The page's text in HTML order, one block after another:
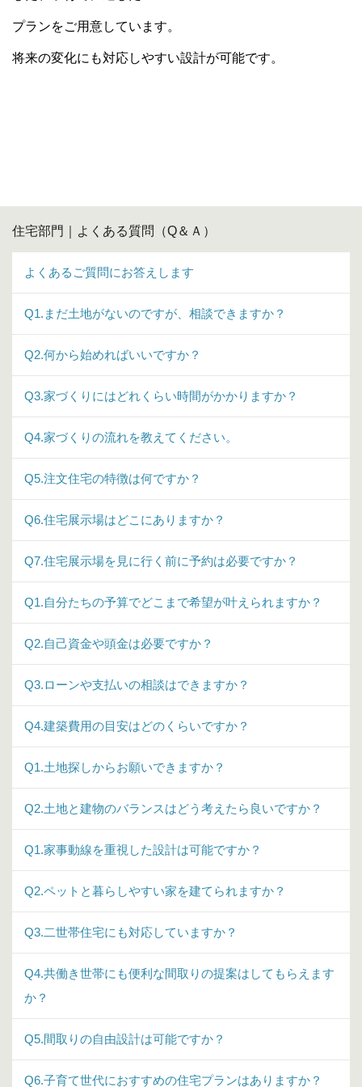
プランをご用意しています。
将来の変化にも対応しやすい設計が可能です。
住宅部門｜よくある質問（Q＆Ａ）
よくあるご質問にお答えします
Q1.まだ土地がないのですが、相談できますか？
Q2.何から始めればいいですか？
Q3.家づくりにはどれくらい時間がかかりますか？
Q4.家づくりの流れを教えてください。
Q5.注文住宅の特徴は何ですか？
Q6.住宅展示場はどこにありますか？
Q7.住宅展示場を見に行く前に予約は必要ですか？
Q1.自分たちの予算でどこまで希望が叶えられますか？
Q2.自己資金や頭金は必要ですか？
Q3.ローンや支払いの相談はできますか？
Q4.建築費用の目安はどのくらいですか？
Q1.土地探しからお願いできますか？
Q2.土地と建物のバランスはどう考えたら良いですか？
Q1.家事動線を重視した設計は可能ですか？
Q2.ペットと暮らしやすい家を建てられますか？
Q3.二世帯住宅にも対応していますか？
Q4.共働き世帯にも便利な間取りの提案はしてもらえます
か？
Q5.間取りの自由設計は可能ですか？
Q6.子育て世代におすすめの住宅プランはありますか？